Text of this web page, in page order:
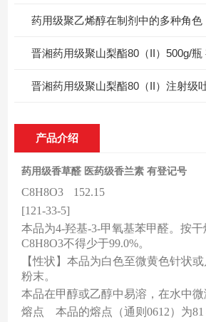
药用级聚乙烯醇在制剂中的多种角色
晋湘药用级聚山梨酯80（II）500g/
晋湘药用级聚山梨酯80（II）注射级
产品介绍
药用级香草醛 医药级香兰素 有登记号
C8H8O3
152.15
[121-33-5]
本品为4-羟基-3-甲氧基苯甲醛。按
C8H8O3不得少于99.0%。
【性状】本品为白色至微黄色针状
粉末。
本品在甲醇或乙醇中易溶，在水中微
熔点 本品的熔点（通则 0612）为81